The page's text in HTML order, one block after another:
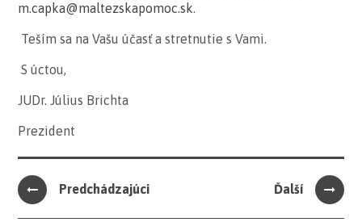
m.capka@maltezskapomoc.sk.
Teším sa na Vašu účasť a stretnutie s Vami.
S úctou,
JUDr. Július Brichta
Prezident
Predchádzajúci Ďalší